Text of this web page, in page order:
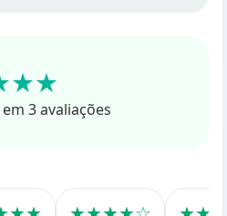
3 avaliações